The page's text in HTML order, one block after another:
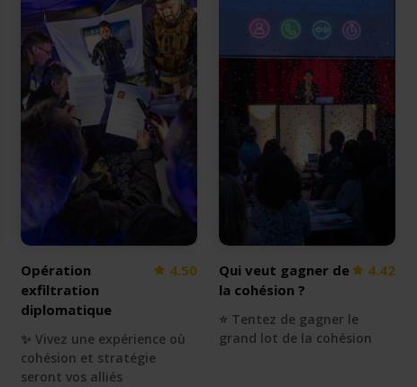
Opération
exfiltration
diplomatique
4.50
✨ Vivez une expérience où
cohésion et stratégie
seront vos alliés
Qui veut gagner de
la cohésion ?
4.42
⭐️ Tentez de gagner le
grand lot de la cohésion